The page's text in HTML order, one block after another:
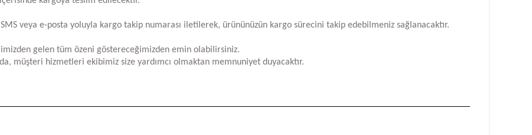
veya e-posta yoluyla kargo takip numarası iletilerek, ürününüzün kargo sürecini takip edebilmeniz sağlanacaktır.
gelen tüm özeni göstereceğimizden emin olabilirsiniz.
müşteri hizmetleri ekibimiz size yardımcı olmaktan memnuniyet duyacaktır.